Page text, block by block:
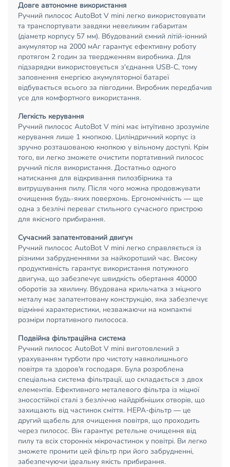
Довге автономне використання
Ручний пилосос AutoBot V mini легко використовувати
та транспортувати завдяки невеликим габаритам
(діаметр корпусу 57 мм). Вбудований ємний літій-іонний
акумулятор на 2000 мАг гарантує ефективну роботу
протягом 2 годин за твердженням виробника. Для
підзарядки використовується з'єднання USB-C, тому
заповнення енергією акумуляторної батареї
відбувається всього за півгодини. Виробник передбачив
усе для комфортного використання.
Легкість керування
Ручний пилосос AutoBot V mini має інтуїтивно зрозуміле
керування лише 1 кнопкою. Циліндричний корпус із
зручно розташованою кнопкою у вільному доступі. Крім
того, ви легко зможете очистити портативний пилосос
ручний після використання. Достатньо одного
натискання для відкривання пилозбірника та
витрушування пилу. Після чого можна продовжувати
очищення будь-яких поверхонь. Ергономічність — ще
одна з безлічі переваг стильного сучасного пристрою
для якісного прибирання.
Сучасний запатентований двигун
Ручний пилосос AutoBot V mini легко справляється із
різними забрудненнями за найкоротший час. Високу
продуктивність гарантує використання потужного
двигуна, що забезпечує швидкість обертання 40000
оборотів за хвилину. Вбудована крильчатка з міцного
металу має запатентовану конструкцію, яка забезпечує
відмінні характеристики, незважаючи на компактні
розміри портативного пилососа.
Подвійна фільтраційна система
Ручний пилосос AutoBot V mini виготовлений з
урахуванням турботи про чистоту навколишнього
повітря та здоров'я господаря. Була розроблена
спеціальна система фільтрації, що складається з двох
елементів. Ефективного металевого фільтра із міцної
зносостійкої сталі з безліччю найдрібніших отворів, що
захищають від частинок сміття. HEPA-фільтр — це
другий щабель для очищення повітря, що проходить
через пилосос. Він гарантує ретельне очищення від
пилу та всіх сторонніх мікрочастинок у повітрі. Ви легко
зможете промити цей фільтр при його забрудненні,
забезпечуючи ідеальну якість прибирання.